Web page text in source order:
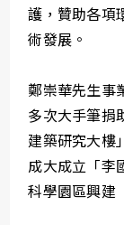
護，贊助各項
術發展。
鄭崇華先生事
多次大手筆捐
建築研究大樓
成大成立「李
科學園區興建